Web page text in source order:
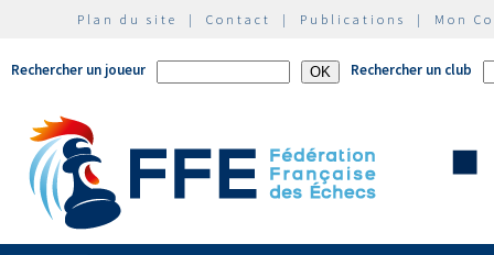
Plan du site | Contact | Publications | Mon
Rechercher un joueur Rechercher un club